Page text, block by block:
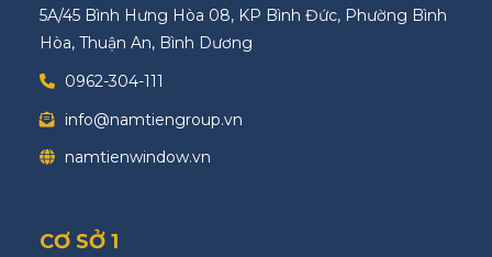
5A/45 Bình Hưng Hòa 08, KP Bình Đức, Phường Bình
Hòa, Thuận An, Bình Dương
0962-304-111
info@namtiengroup.vn
namtienwindow.vn
CƠ SỞ 1